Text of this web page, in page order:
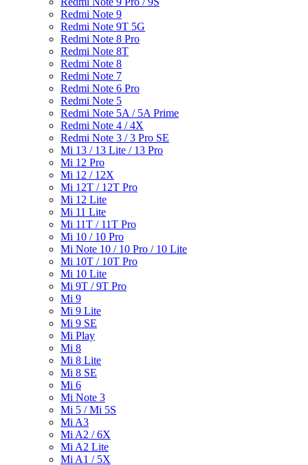
Redmi Note 9
Redmi Note 9T 5G
Redmi Note 8 Pro
Redmi Note 8T
Redmi Note 8
Redmi Note 7
Redmi Note 6 Pro
Redmi Note 5
Redmi Note 5A / 5A Prime
Redmi Note 4 / 4X
Redmi Note 3 / 3 Pro SE
Mi 13 / 13 Lite / 13 Pro
Mi 12 Pro
Mi 12 / 12X
Mi 12T / 12T Pro
Mi 12 Lite
Mi 11 Lite
Mi 11T / 11T Pro
Mi 10 / 10 Pro
Mi Note 10 / 10 Pro / 10 Lite
Mi 10T / 10T Pro
Mi 10 Lite
Mi 9T / 9T Pro
Mi 9
Mi 9 Lite
Mi 9 SE
Mi Play
Mi 8
Mi 8 Lite
Mi 8 SE
Mi 6
Mi Note 3
Mi 5 / Mi 5S
Mi A3
Mi A2 / 6X
Mi A2 Lite
Mi A1 / 5X